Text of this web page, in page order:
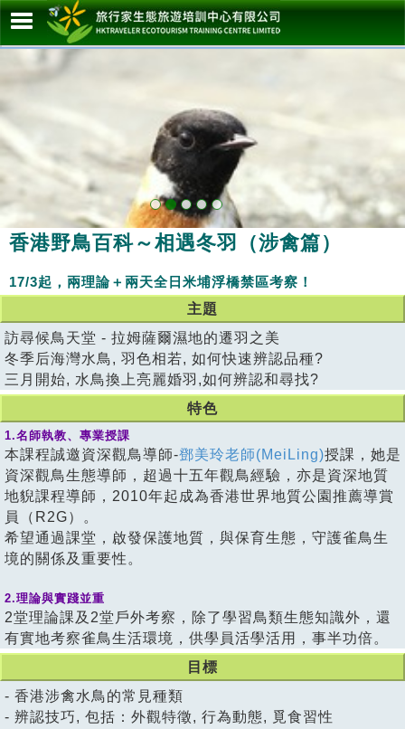
香港野鳥百科～相遇冬羽（涉禽篇）
17/3起，兩理論＋兩天全日米埔浮橋禁區考察！
主題
訪尋候鳥天堂 - 拉姆薩爾濕地的遷羽之美
冬季后海灣水鳥, 羽色相若, 如何快速辨認品種?
三月開始, 水鳥換上亮麗婚羽,如何辨認和尋找?
特色
1.名師執教、專業授課
本課程誠邀資深觀鳥導師-鄧美玲老師(MeiLing)授課，她是
資深觀鳥生態導師，超過十五年觀鳥經驗，亦是資深地質
地貎課程導師，2010年起成為香港世界地質公園推薦導賞
員（R2G）。
希望通過課堂，啟發保護地質，與保育生態，守護雀鳥生
境的關係及重要性。
2.理論與實踐並重
2堂理論課及2堂戶外考察，除了學習鳥類生態知識外，還
有實地考察雀鳥生活環境，供學員活學活用，事半功倍。
目標
- 香港涉禽水鳥的常見種類
- 辨認技巧, 包括：外觀特徵, 行為動態, 覓食習性